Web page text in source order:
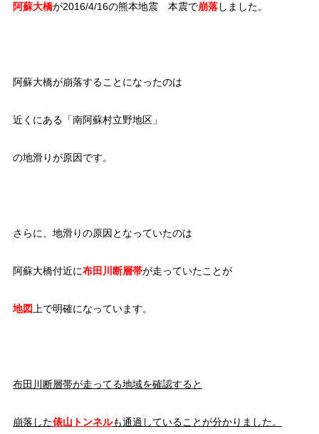
阿蘇大橋が2016/4/16の熊本地震 本震で崩落しました。
阿蘇大橋が崩落することになったのは
近くにある「南阿蘇村立野地区」
の地滑りが原因です。
さらに、地滑りの原因となっていたのは
阿蘇大橋付近に布田川断層帯が走っていたことが
地図上で明確になっています。
布田川断層帯が走ってる地域を確認すると
崩落した俵山トンネルも通過していることが分かりました。